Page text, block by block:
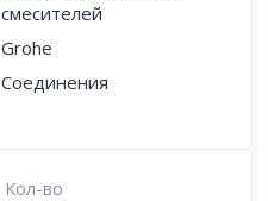
смесителей
Grohe
Соединения
Кол-во